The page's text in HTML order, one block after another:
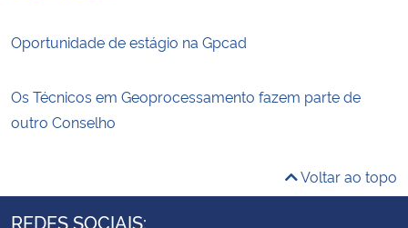
Oportunidade de estágio na Gpcad
Os Técnicos em Geoprocessamento fazem parte de
outro Conselho
Voltar ao topo
REDES SOCIAIS: